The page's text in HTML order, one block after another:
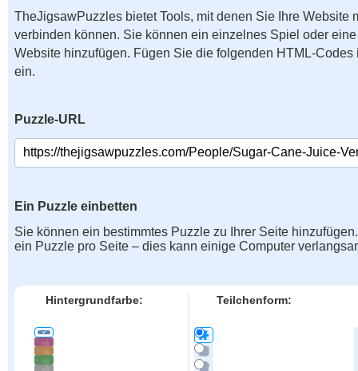
TheJigsawPuzzles bietet Tools, mit denen Sie Ihre Website
verbinden können. Sie können ein einzelnes Spiel oder
Website hinzufügen. Fügen Sie die folgenden HTML-
ein.
Puzzle-URL
Ein Puzzle einbetten
Sie können ein bestimmtes Puzzle zu Ihrer Seite
ein Puzzle pro Seite – dies kann einige Computer
Hintergrundfarbe: Teilchenform: